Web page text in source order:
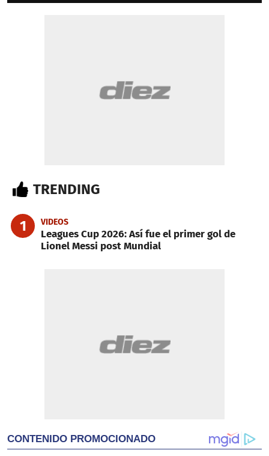
TRENDING
1 VIDEOS
Leagues Cup 2026: Así fue el primer gol de
Lionel Messi post Mundial